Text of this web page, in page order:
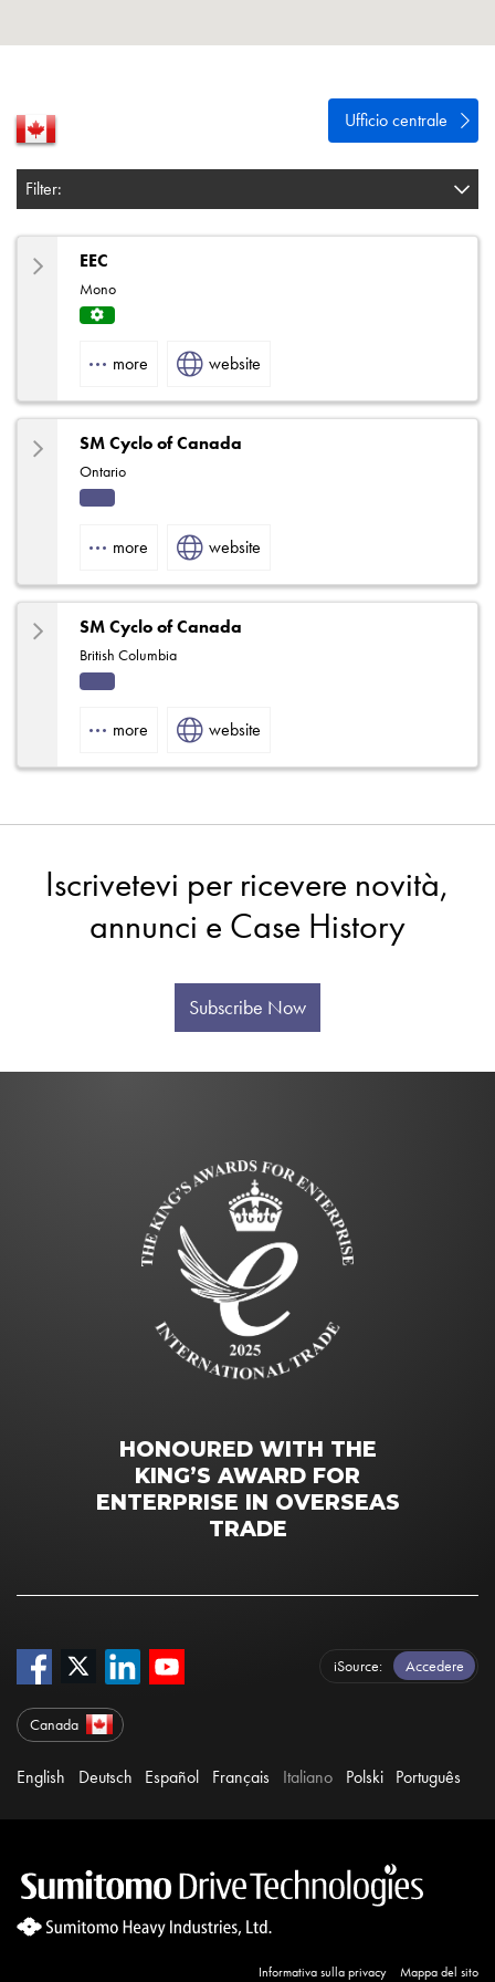
Ufficio centrale
Filter:
EEC
Mono
Centr more website
SM Cyclo of Canada
Ontario
more website
SM Cyclo of Canada
British Columbia
more website
Iscrivetevi per ricevere novità,
annunci e Case History
Subscribe Now
HONOURED WITH THE
KING’S AWARD FOR
ENTERPRISE IN OVERSEAS
TRADE
iSource Accedere
Canada
English Deutsch Español Français Italiano Polski Português
Informativa sulla privacy Mappa del sito
Mappa del sito
iSource Accedere